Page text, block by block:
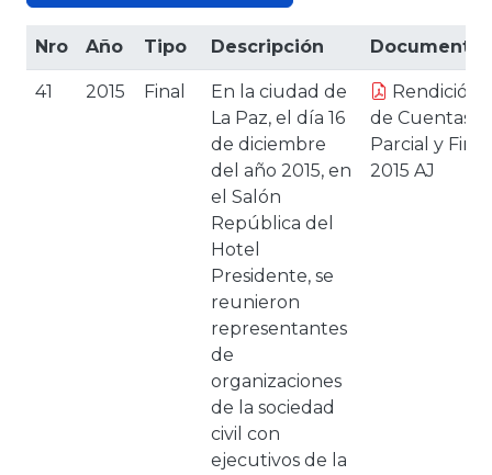
Nro Año Tipo Descripción Documentos
41 2015 Final
En la ciudad de
La Paz, el día 16
de diciembre
del año 2015, en
el Salón
República del
Hotel
Presidente, se
reunieron
representantes
de
organizaciones
de la sociedad
civil con
ejecutivos de la
Rendición
de Cuentas
Parcial y Final
2015 AJ